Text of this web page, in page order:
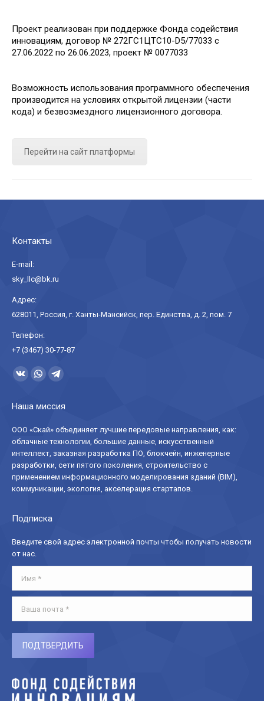
Проект реализован при поддержке Фонда содействия
инновациям, договор № 272ГС1ЦТС10-D5/77033 с
27.06.2022 по 26.06.2023, проект № 0077033
Возможность использования программного обеспечения
производится на условиях открытой лицензии (части
кода) и безвозмездного лицензионного договора.
Перейти на сайт платформы
Контакты
E-mail:
sky_llc@bk.ru
Адрес:
628011, Россия, г. Ханты-Мансийск, пер. Единства, д. 2, пом. 7
Телефон:
+7 (3467) 30-77-87
Ищите нас:
Страница
открывается
в
новом
окне
Страница
открывается
в
новом
окне
Страница
открывается
в
новом
окне
Наша миссия
ООО «Скай» объединяет лучшие передовые направления, как:
облачные технологии, большие данные, искусственный
интеллект, заказная разработка ПО, блокчейн, инженерные
разработки, сети пятого поколения, строительство с
применением информационного моделирования зданий (BIM),
коммуникации, экология, акселерация стартапов.
Подписка
Введите свой адрес электронной почты чтобы получать новости
от нас.
ПОДТВЕРДИТЬ